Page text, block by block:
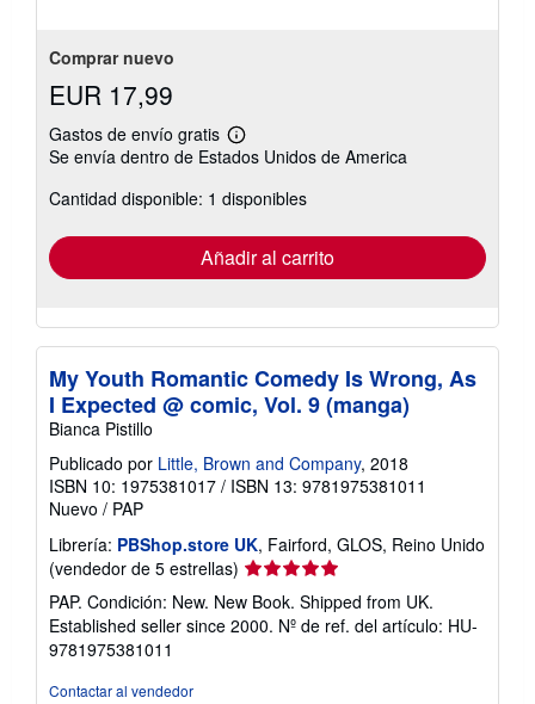
Comprar nuevo
EUR 17,99
Gastos de envío gratis
Más
información
las
tarifas
envío
Se envía dentro de Estados Unidos de America
Cantidad disponible: 1 disponibles
Añadir al carrito
My Youth Romantic Comedy Is Wrong, As
I Expected @ comic, Vol. 9 (manga)
Bianca Pistillo
Publicado por Little, Brown and Company, 2018
ISBN 10: 1975381017 / ISBN 13: 9781975381011
Nuevo / PAP
Librería: PBShop.store UK, Fairford, GLOS, Reino Unido
(vendedor de 5 estrellas) Calificación
del
vendedor:
5
PAP. Condición: New. New Book. Shipped from UK.
Established seller since 2000. Nº de ref. del artículo: HU-
9781975381011
Contactar al vendedor